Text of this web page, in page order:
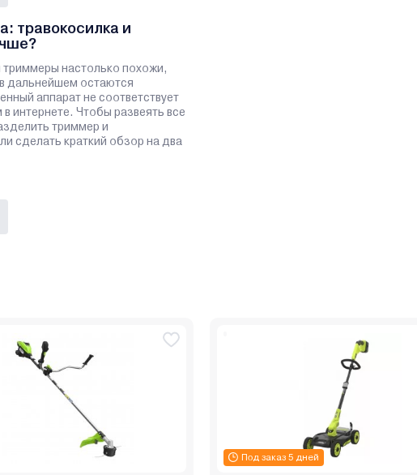
травокосилка и
триммеры настолько похожи,
дальнейшем остаются
аппарат не соответствует
интернете. Чтобы развеять все
триммер и
сделать краткий обзор на два
Под заказ 5 дней